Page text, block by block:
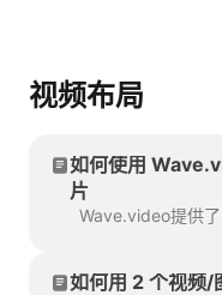
视频布局
如何使用
片
如何用 2 个视频/